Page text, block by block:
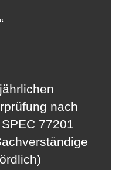
nach
77201